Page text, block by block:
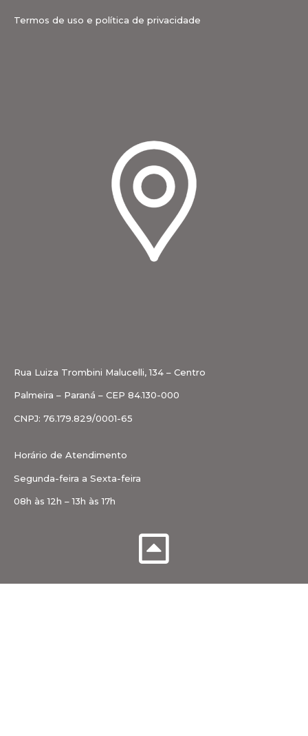
Termos de uso e política de privacidade
Rua Luiza Trombini Malucelli, 134 – Centro
Palmeira – Paraná – CEP 84.130-000
CNPJ: 76.179.829/0001-65
Horário de Atendimento
Segunda-feira a Sexta-feira
08h às 12h – 13h às 17h